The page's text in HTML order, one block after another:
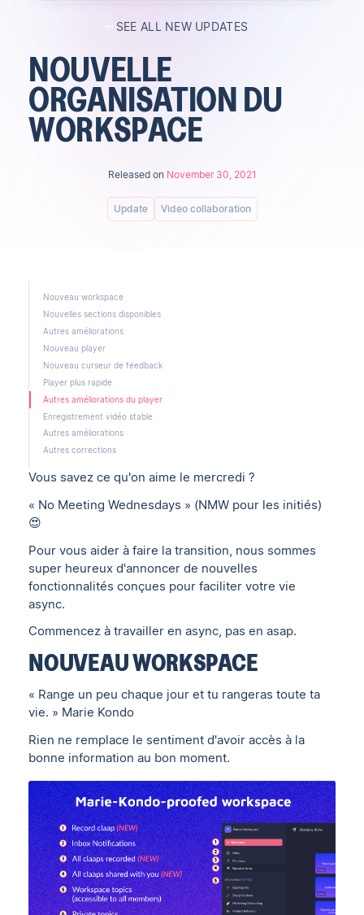
SEE ALL NEW UPDATES
NOUVELLE
ORGANISATION DU
WORKSPACE
Released on November 30, 2021
Update Video collaboration
Nouveau workspace
Nouvelles sections disponibles
Autres améliorations
Nouveau player
Nouveau curseur de feedback
Player plus rapide
Autres améliorations du player
Enregistrement vidéo stable
Autres améliorations
Autres corrections
Vous savez ce qu'on aime le mercredi ?
« No Meeting Wednesdays » (NMW pour les initiés)
😍
Pour vous aider à faire la transition, nous sommes
super heureux d'annoncer de nouvelles
fonctionnalités conçues pour faciliter votre vie
async.
Commencez à travailler en async, pas en asap.
NOUVEAU WORKSPACE
« Range un peu chaque jour et tu rangeras toute ta
vie. » Marie Kondo
Rien ne remplace le sentiment d'avoir accès à la
bonne information au bon moment.